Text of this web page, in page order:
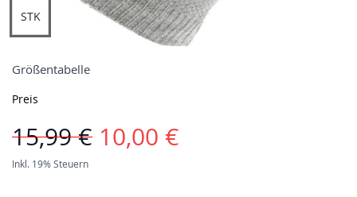
STK
Größentabelle
Preis
15,99 € 10,00 €
Inkl. 19% Steuern